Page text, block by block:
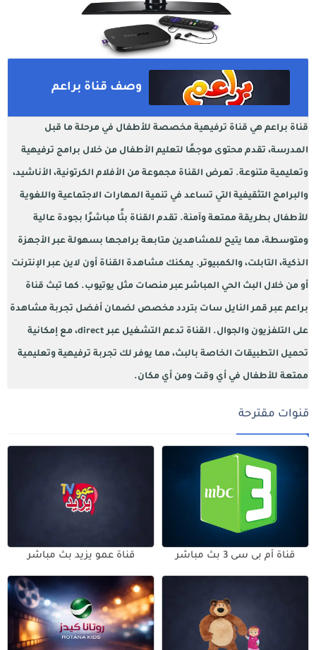
وصف قناة براعم
قناة براعم هي قناة ترفيهية مخصصة للأطفال في مرحلة ما قبل
المدرسة، تقدم محتوى موجهًا لتعليم الأطفال من خلال برامج ترفيهية
وتعليمية متنوعة. تعرض القناة مجموعة من الأفلام الكرتونية، الأناشيد،
والبرامج التثقيفية التي تساعد في تنمية المهارات الاجتماعية واللغوية
للأطفال بطريقة ممتعة وآمنة. تقدم القناة بثًا مباشرًا بجودة عالية
ومتوسطة، مما يتيح للمشاهدين متابعة برامجها بسهولة عبر الأجهزة
الذكية، التابلت، والكمبيوتر. يمكنك مشاهدة القناة أون لاين عبر الإنترنت
أو من خلال البث الحي المباشر عبر منصات مثل يوتيوب. كما تبث قناة
براعم عبر قمر النايل سات بتردد مخصص لضمان أفضل تجربة مشاهدة
على التلفزيون والجوال. القناة تدعم التشغيل عبر direct، مع إمكانية
تحميل التطبيقات الخاصة بالبث، مما يوفر لك تجربة ترفيهية وتعليمية
ممتعة للأطفال في أي وقت ومن أي مكان.
قنوات مقترحة
قناة أم بى سى 3 بث مباشر قناة عمو يزيد بث مباشر